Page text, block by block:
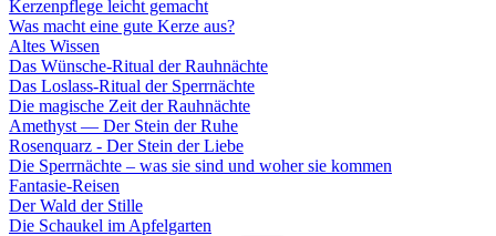
Kerzenpflege leicht gemacht
Was macht eine gute Kerze aus?
Altes Wissen
Das Wünsche-Ritual der Rauhnächte
Das Loslass-Ritual der Sperrnächte
Die magische Zeit der Rauhnächte
Amethyst — Der Stein der Ruhe
Rosenquarz - Der Stein der Liebe
Die Sperrnächte – was sie sind und woher sie kommen
Fantasie-Reisen
Der Wald der Stille
Die Schaukel im Apfelgarten